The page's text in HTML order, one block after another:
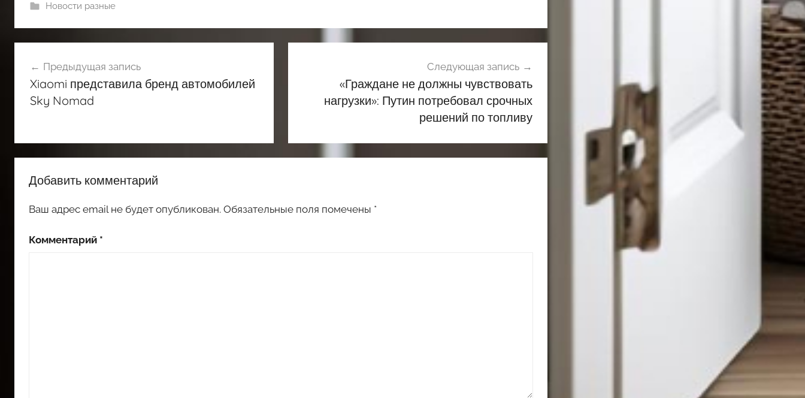
Новости разные
по
записям
Предыдущая запись
Xiaomi представила бренд автомобилей
Sky Nomad
Следующая запись
«Граждане не должны чувствовать
нагрузки»: Путин потребовал срочных
решений по топливу
Добавить комментарий
Ваш адрес email не будет опубликован. Обязательные поля помечены *
Комментарий *